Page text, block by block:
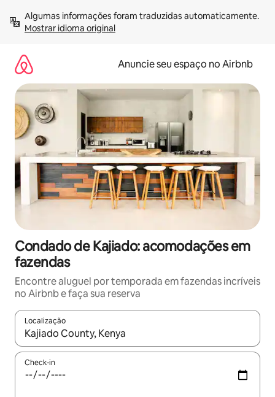
para
Mostrar idioma original
Anuncie seu espaço no Airbnb
Condado de Kajiado: acomodações em
fazendas
Encontre aluguel por temporada em fazendas incríveis
no Airbnb e faça sua reserva
Localização
Quando os resultados estiverem disponíveis, explore-os
Check-in